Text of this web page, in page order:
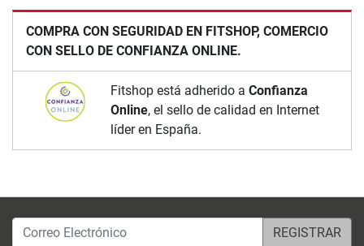
COMPRA CON SEGURIDAD EN FITSHOP, COMERCIO
CON SELLO DE CONFIANZA ONLINE.
Fitshop está adherido a Confianza
Online, el sello de calidad en Internet
líder en España.
Correo Electrónico